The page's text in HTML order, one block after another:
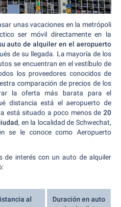
unas vacaciones en la metrópoli
ser móvil directamente en la
auto de alquiler en el aeropuerto
de su llegada. La mayoría de los
se encuentran en el vestíbulo de
los proveedores conocidos de
comparación de precios de los
la oferta más barata para el
distancia está el aeropuerto de
está situado a poco menos de 20
, en la localidad de Schwechat,
se le conoce como Aeropuerto
de interés con un auto de alquiler
al
Duración en auto